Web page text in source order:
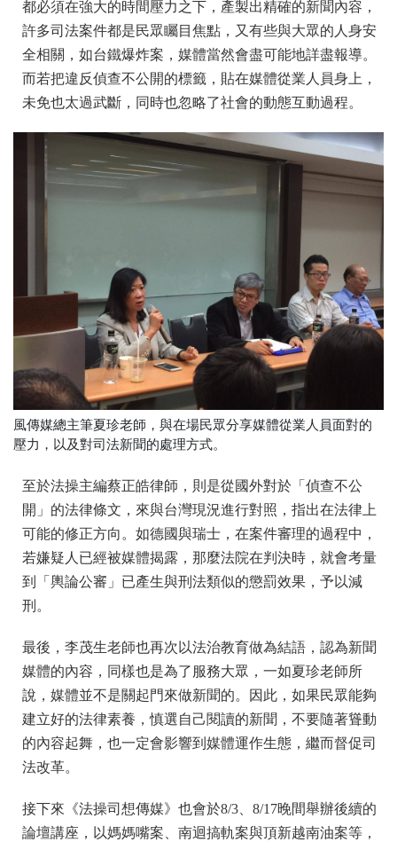
都必須在強大的時間壓力之下， 產製出精確的新聞內容，
許多司法案件都是民眾矚目焦點， 又有些與大眾的人身安
全相關，如台鐵爆炸案， 媒體當然會盡可能地詳盡報導。
而若把違反偵查不公開的標籤， 貼在媒體從業人員身上，
未免也太過武斷， 同時也忽略了社會的動態互動過程。
風傳媒總主筆夏珍老師，與在場民眾分享媒體從業人員面對的
壓力，以及對司法新聞的處理方式。
至於法操主編蔡正皓律師，則是從國外對於「偵查不公
開」 的法律條文，來與台灣現況進行對照， 指出在法律上
可能的修正方向。如德國與瑞士， 在案件審理的過程中，
若嫌疑人已經被媒體揭露， 那麼法院在判決時，就會考量
到「輿論公審」 已產生與刑法類似的懲罰效果，予以減
刑。
最後，李茂生老師也再次以法治教育做為結語， 認為新聞
媒體的內容，同樣也是為了服務大眾，一如夏珍老師所
說， 媒體並不是關起門來做新聞的。因此， 如果民眾能夠
建立好的法律素養，慎選自己閱讀的新聞， 不要隨著聳動
的內容起舞，也一定會影響到媒體運作生態， 繼而督促司
法改革。
接下來《法操司想傳媒》也會於8/3、8/17晚間舉辦後續的
論壇講座，以媽媽嘴案、 南迴搞軌案與頂新越南油案等，